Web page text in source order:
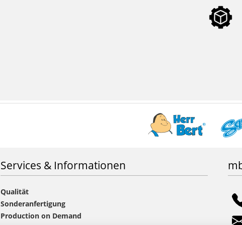
Services & Informationen
Qualität
Sonderanfertigung
Production on Demand